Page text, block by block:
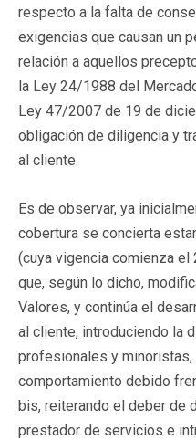
respecto a la falta de
exigencias que causan un
relación a aquellos
la Ley 24/1988 del
Ley 47/2007 de 19 de
obligación de diligencia y
al cliente.
Es de observar, ya
cobertura se concierta
(cuya vigencia comienza
que, según lo dicho,
Valores, y continúa el
al cliente, introduciendo la
profesionales y
comportamiento debido
bis, reiterando el deber de
prestador de servicios e